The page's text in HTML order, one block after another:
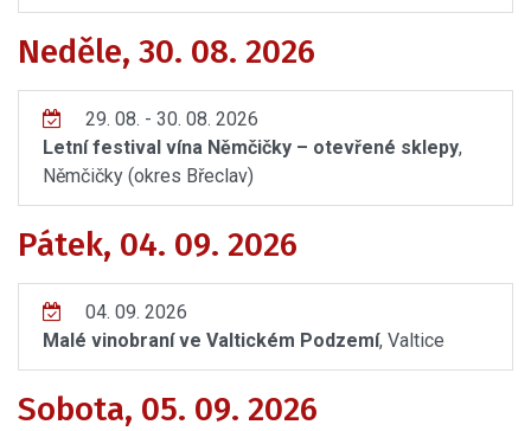
Neděle, 30. 08. 2026
29. 08. - 30. 08. 2026
Letní festival vína Němčičky – otevřené sklepy,
Němčičky (okres Břeclav)
Pátek, 04. 09. 2026
04. 09. 2026
Malé vinobraní ve Valtickém Podzemí, Valtice
Sobota, 05. 09. 2026